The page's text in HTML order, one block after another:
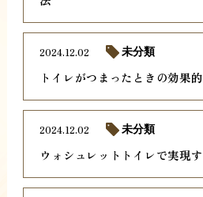
トイレがつまったときの効果
2024.12.02 未分類
ウォシュレットトイレで実現
2024.12.02 未分類